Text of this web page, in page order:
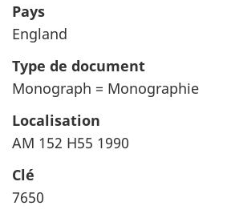
Pays
England
Type de document
Monograph = Monographie
Localisation
AM 152 H55 1990
Clé
7650